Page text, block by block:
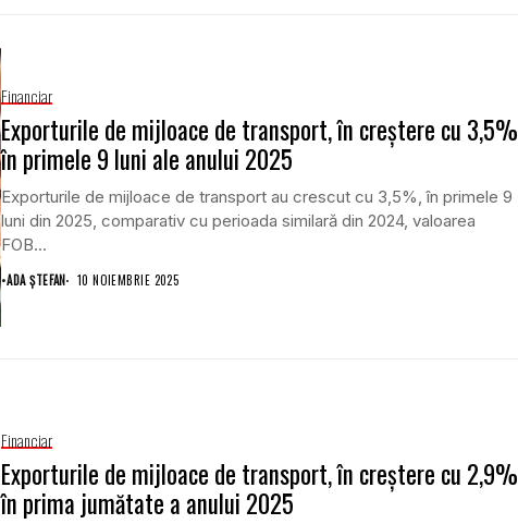
Financiar
Exporturile de mijloace de transport, în creștere cu 3,5%
în primele 9 luni ale anului 2025
Exporturile de mijloace de transport au crescut cu 3,5%, în primele 9
luni din 2025, comparativ cu perioada similară din 2024, valoarea
FOB...
•ADA ȘTEFAN 10 NOIEMBRIE 2025
Financiar
Exporturile de mijloace de transport, în creștere cu 2,9%
în prima jumătate a anului 2025